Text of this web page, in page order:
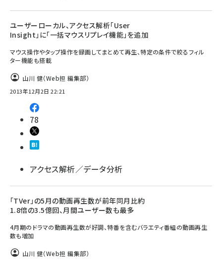
ユーザーローカル、アクセス解析「User
Insight」に「一括マウスリプレイ機能」を追加
マウス操作やタップ操作を録画してまとめて再生、特定の条件で絞るフィル
ター機能も搭載
山川 健（Web担 編集部）
2013年12月2日 22:21
78
アクセス解析／データ分析
「TVer」の5月の動画再生数が前年同月比約
1.8倍の3.5億回、月間ユーザー数も最多
4月期のドラマの動画再生数が好調、特番を含むバラエティ番組の動画再生
数も増加
山川 健（Web担 編集部）